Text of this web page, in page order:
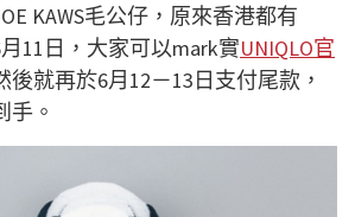
KAWS毛公仔，原來香港都有
11日，大家可以mark實UNIQLO官
後就再於6月12－13日支付尾款，
手。